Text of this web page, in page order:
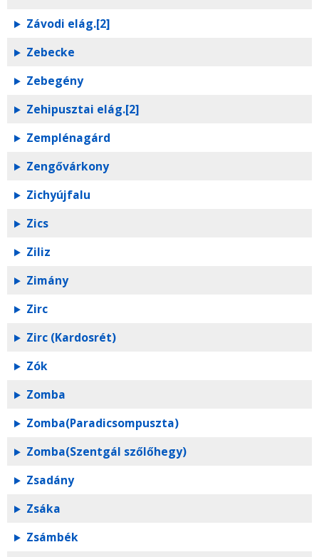
Závodi elág.[2]
Zebecke
Zebegény
Zehipusztai elág.[2]
Zemplénagárd
Zengővárkony
Zichyújfalu
Zics
Ziliz
Zimány
Zirc
Zirc (Kardosrét)
Zók
Zomba
Zomba(Paradicsompuszta)
Zomba(Szentgál szőlőhegy)
Zsadány
Zsáka
Zsámbék